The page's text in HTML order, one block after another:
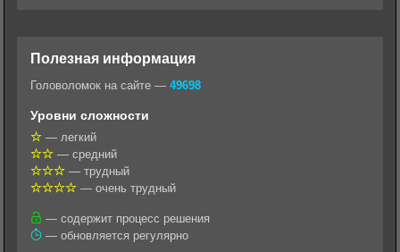
o
k
a
s
s
n
i
e
g
t
l
Полезная информация
Головоломок на сайте — 49698
Уровни сложности
— легкий
— средний
— трудный
— очень трудный
— содержит процесс решения
— обновляется регулярно